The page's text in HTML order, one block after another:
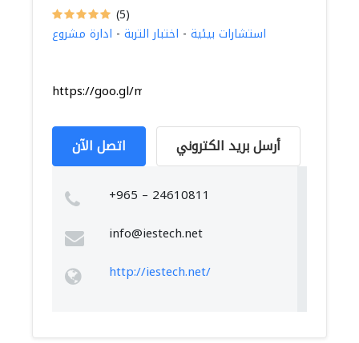
(5)
استشارات بيئية - اختبار التربة - ادارة مشروع
https://goo.gl/maps/1uqGNBDKAWxXkWTM9
اتصل الآن أرسل بريد الكتروني
+965 – 24610811
info@iestech.net
http://iestech.net/